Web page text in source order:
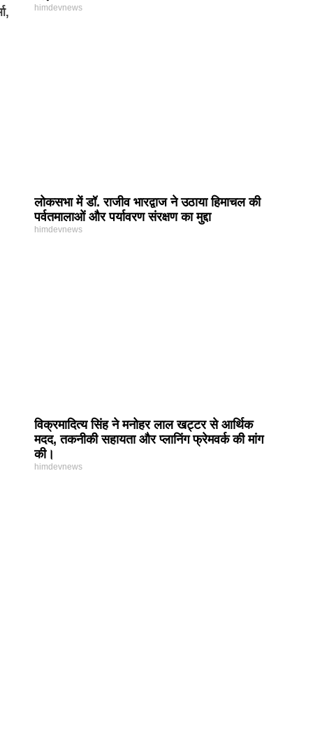
himdevnews
लोकसभा में डॉ. राजीव भारद्वाज ने उठाया हिमाचल की
पर्वतमालाओं और पर्यावरण संरक्षण का मुद्दा
himdevnews
विक्रमादित्य सिंह ने मनोहर लाल खट्टर से आर्थिक
मदद, तकनीकी सहायता और प्लानिंग फ्रेमवर्क की मांग
की।
himdevnews